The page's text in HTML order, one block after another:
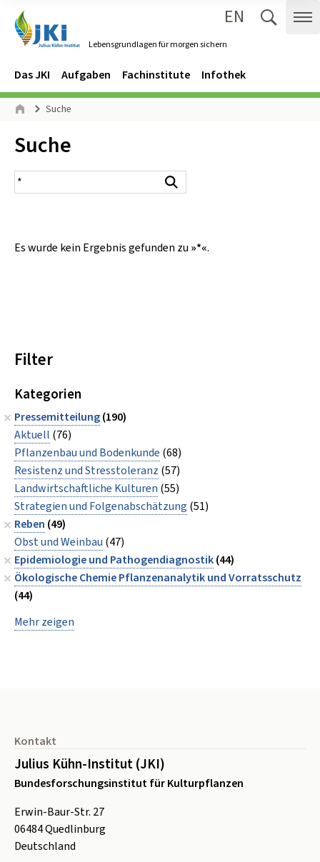
Lebensgrundlagen für morgen sichern
EN
Navigation
Hauptmenü
Das JKI Aufgaben Fachinstitute Infothek
Seitenpfad
Suche
Inhalt:
Suche
Suchergebnis
Es wurde kein Ergebnis gefunden zu »*«.
Filter
Kategorien
Pressemitteilung(190)
Aktuell (76)
Pflanzenbau und Bodenkunde (68)
Resistenz und Stresstoleranz (57)
Landwirtschaftliche Kulturen (55)
Strategien und Folgenabschätzung (51)
Reben (49)
Obst und Weinbau (47)
Epidemiologie und Pathogendiagnostik(44)
Ökologische Chemie Pflanzenanalytik und Vorratsschutz
(44)
Mehr zeigen
Kontakt
Julius Kühn-Institut (JKI)
Bundesforschungsinstitut für Kulturpflanzen
Erwin-Baur-Str. 27
06484Quedlinburg
Deutschland